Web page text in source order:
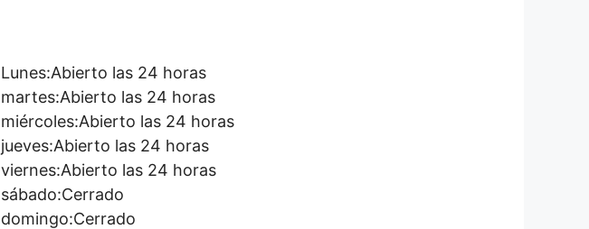
Lunes:Abierto las 24 horas
martes:Abierto las 24 horas
miércoles:Abierto las 24 horas
jueves:Abierto las 24 horas
viernes:Abierto las 24 horas
sábado:Cerrado
domingo:Cerrado